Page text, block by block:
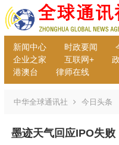
新闻中心 时政要闻
企业之家
互联网+
港澳台
律师在线
中华全球通讯社 今日头条
墨迹天气回应IPO失